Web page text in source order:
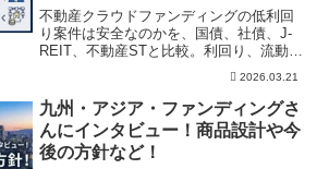
比較
不動産クラウドファンディングの低利回
り案件は安全なのかを、国債、社債、J-
REIT、不動産STと比較。利回り、流動
性、税制、制度面、元本保証ではないリ
スクから割に合う投資かを考察。投資前
の確認材料と本文の注意点を詳しく整理
します。
2026.03.21
九州・アジア・ファンディングさ
んにインタビュー！商品設計や今
後の方針など！